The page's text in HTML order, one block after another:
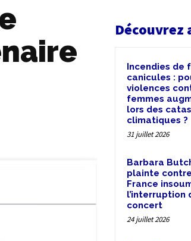
Découvrez
Incendies de
canicules :
violences
femmes
lors des
climatiques ?
31 juillet 2026
Barbara
plainte
France
l’interruption
concert
24 juillet 2026